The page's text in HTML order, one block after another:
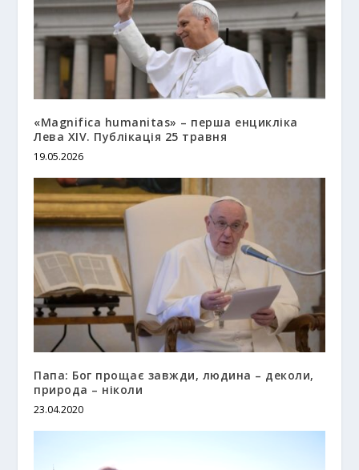
«Magnifica humanitas» – перша енцикліка
Лева XIV. Публікація 25 травня
19.05.2026
Папа: Бог прощає завжди, людина – деколи,
природа – ніколи
23.04.2020